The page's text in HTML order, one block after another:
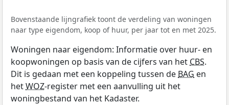
Bovenstaande lijngrafiek toont de verdeling van woningen
naar type eigendom, koop of huur, per jaar tot en met 2025.
Woningen naar eigendom: Informatie over huur- en
koopwoningen op basis van de cijfers van hetCBS.
Dit is gedaan met een koppeling tussen deBAG en
hetWOZ-register met een aanvulling uit het
woningbestand van het Kadaster.